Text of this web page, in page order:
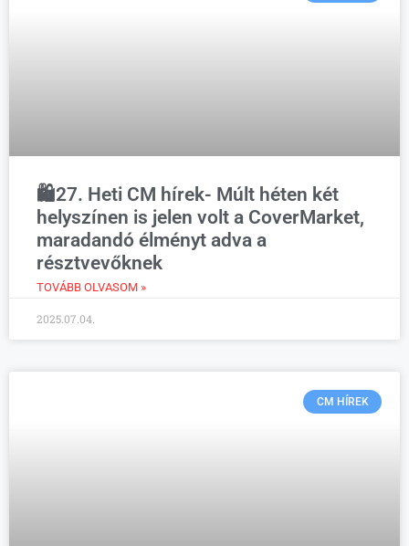
🛍️27. Heti CM hírek- Múlt héten két
helyszínen is jelen volt a CoverMarket,
maradandó élményt adva a
résztvevőknek
TOVÁBB OLVASOM »
2025.07.04.
CM HÍREK